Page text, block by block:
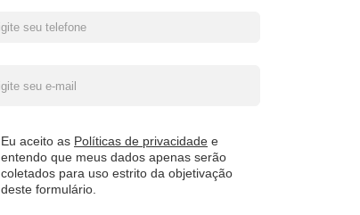
Eu aceito as Políticas de privacidade e
entendo que meus dados apenas serão
coletados para uso estrito da objetivação
deste formulário.